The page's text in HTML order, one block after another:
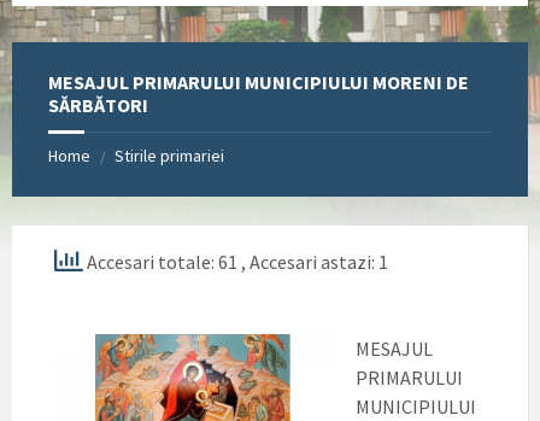
MESAJUL PRIMARULUI MUNICIPIULUI MORENI DE
SĂRBĂTORI
Home / Stirile primariei
Accesari totale: 61 , Accesari astazi: 1
MESAJUL
PRIMARULUI
MUNICIPIULUI